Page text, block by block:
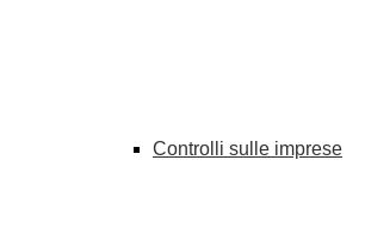
Controlli sulle imprese